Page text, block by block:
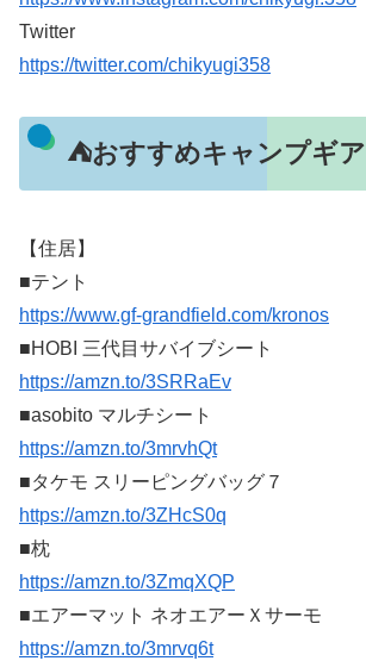
Twitter
https://twitter.com/chikyugi358
⛺おすすめキャンプギア
【住居】
■テント
https://www.gf-grandfield.com/kronos
■HOBI 三代目サバイブシート
https://amzn.to/3SRRaEv
■asobito マルチシート
https://amzn.to/3mrvhQt
■タケモ スリーピングバッグ７
https://amzn.to/3ZHcS0q
■枕
https://amzn.to/3ZmqXQP
■エアーマット ネオエアーＸサーモ
https://amzn.to/3mrvq6t